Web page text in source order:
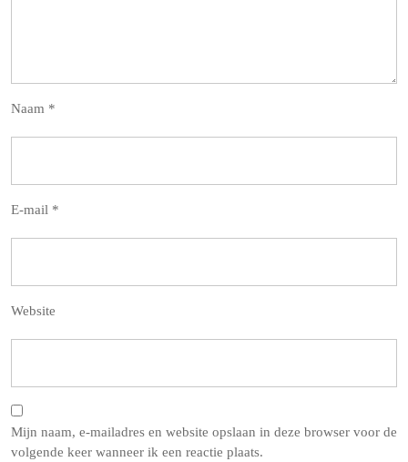
Naam *
E-mail *
Website
Mijn naam, e-mailadres en website opslaan in deze browser voor de
volgende keer wanneer ik een reactie plaats.